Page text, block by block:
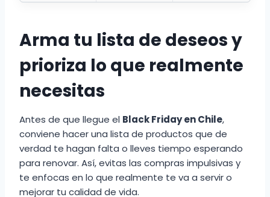
Arma tu lista de deseos y
prioriza lo que realmente
necesitas
Antes de que llegue el Black Friday en Chile,
conviene hacer una lista de productos que de
verdad te hagan falta o lleves tiempo esperando
para renovar. Así, evitas las compras impulsivas y
te enfocas en lo que realmente te va a servir o
mejorar tu calidad de vida.